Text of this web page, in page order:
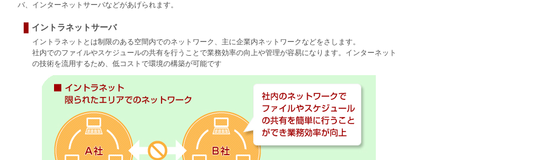
バ、インターネットサーバなどがあげられます。
イントラネットサーバ
イントラネットとは制限のある空間内でのネットワーク、主に企業内ネットワークなどをさします。
社内でのファイルやスケジュールの共有を行うことで業務効率の向上や管理が容易になります。インターネット
の技術を流用するため、低コストで環境の構築が可能です